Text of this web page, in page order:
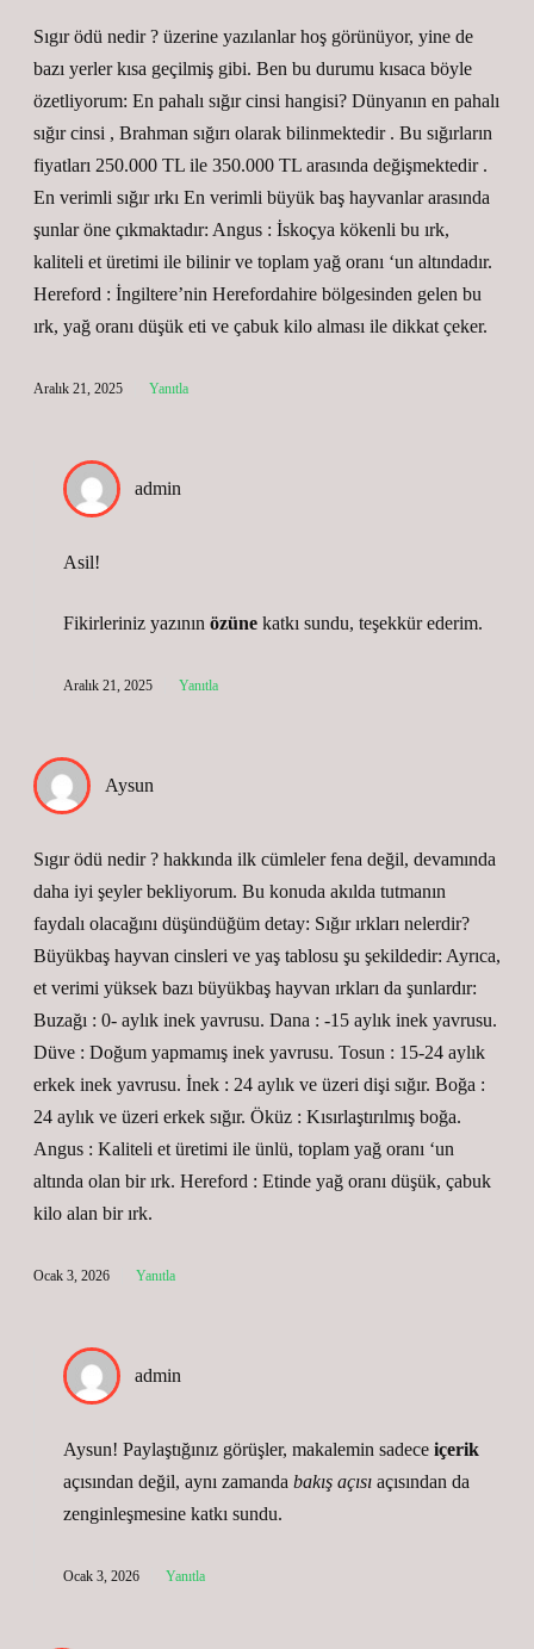
Sıgır ödü nedir ? üzerine yazılanlar hoş görünüyor, yine de
bazı yerler kısa geçilmiş gibi. Ben bu durumu kısaca böyle
özetliyorum: En pahalı sığır cinsi hangisi? Dünyanın en pahalı
sığır cinsi , Brahman sığırı olarak bilinmektedir . Bu sığırların
fiyatları 250.000 TL ile 350.000 TL arasında değişmektedir .
En verimli sığır ırkı En verimli büyük baş hayvanlar arasında
şunlar öne çıkmaktadır: Angus : İskoçya kökenli bu ırk,
kaliteli et üretimi ile bilinir ve toplam yağ oranı ‘un altındadır.
Hereford : İngiltere’nin Herefordahire bölgesinden gelen bu
ırk, yağ oranı düşük eti ve çabuk kilo alması ile dikkat çeker.
Aralık 21, 2025 Yanıtla
admin
Asil!
Fikirleriniz yazının özüne katkı sundu, teşekkür ederim.
Aralık 21, 2025 Yanıtla
Aysun
Sıgır ödü nedir ? hakkında ilk cümleler fena değil, devamında
daha iyi şeyler bekliyorum. Bu konuda akılda tutmanın
faydalı olacağını düşündüğüm detay: Sığır ırkları nelerdir?
Büyükbaş hayvan cinsleri ve yaş tablosu şu şekildedir: Ayrıca,
et verimi yüksek bazı büyükbaş hayvan ırkları da şunlardır:
Buzağı : 0- aylık inek yavrusu. Dana : -15 aylık inek yavrusu.
Düve : Doğum yapmamış inek yavrusu. Tosun : 15-24 aylık
erkek inek yavrusu. İnek : 24 aylık ve üzeri dişi sığır. Boğa :
24 aylık ve üzeri erkek sığır. Öküz : Kısırlaştırılmış boğa.
Angus : Kaliteli et üretimi ile ünlü, toplam yağ oranı ‘un
altında olan bir ırk. Hereford : Etinde yağ oranı düşük, çabuk
kilo alan bir ırk.
Ocak 3, 2026 Yanıtla
admin
Aysun! Paylaştığınız görüşler, makalemin sadece içerik
açısından değil, aynı zamanda bakış açısı açısından da
zenginleşmesine katkı sundu.
Ocak 3, 2026 Yanıtla